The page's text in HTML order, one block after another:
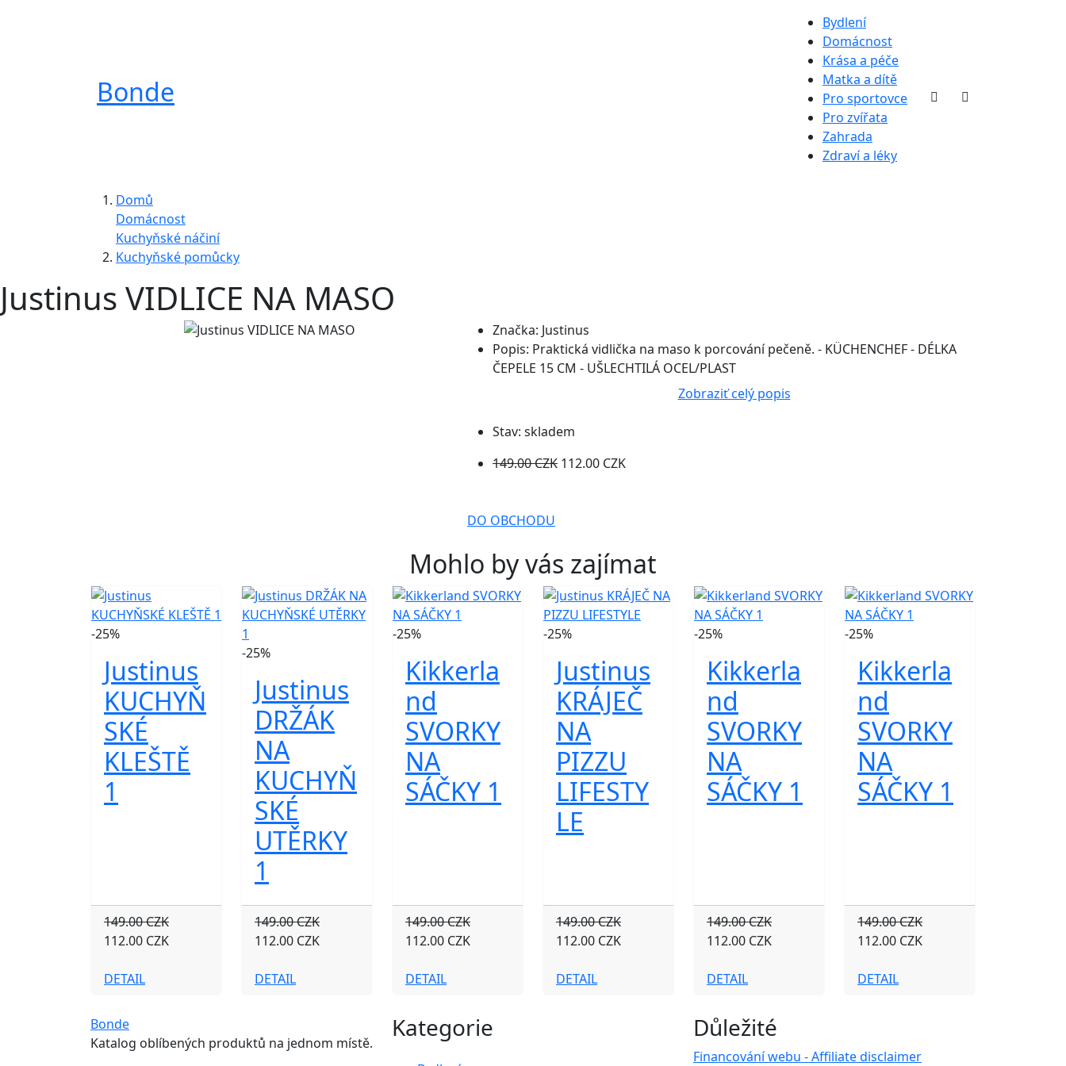
Bonde
Bydlení
Domácnost
Krása a péče
Matka a dítě
Pro sportovce
Pro zvířata
Zahrada
Zdraví a léky
Domů
Domácnost
Kuchyňské náčiní
Kuchyňské pomůcky
Justinus VIDLICE NA MASO
Značka: Justinus
Popis: Praktická vidlička na maso k porcování pečeně. - KÜCHENCHEF - DÉLKA
ČEPELE 15 CM - UŠLECHTILÁ OCEL/PLAST
Zobraziť celý popis
Stav: skladem
149.00 CZK 112.00 CZK
DO OBCHODU
Mohlo by vás zajímat
-25%
Justinus
KUCHYŇ
SKÉ
KLEŠTĚ
1
149.00 CZK
112.00 CZK
DETAIL
-25%
Justinus
DRŽÁK
NA
KUCHYŇ
SKÉ
UTĚRKY
1
149.00 CZK
112.00 CZK
DETAIL
-25%
Kikkerla
nd
SVORKY
NA
SÁČKY 1
149.00 CZK
112.00 CZK
DETAIL
-25%
Justinus
KRÁJEČ
NA
PIZZU
LIFESTY
LE
149.00 CZK
112.00 CZK
DETAIL
-25%
Kikkerla
nd
SVORKY
NA
SÁČKY 1
149.00 CZK
112.00 CZK
DETAIL
-25%
Kikkerla
nd
SVORKY
NA
SÁČKY 1
149.00 CZK
112.00 CZK
DETAIL
Bonde
Katalog oblíbených produktů na jednom místě.
Kategorie Důležité
Financování webu - Affiliate disclaimer